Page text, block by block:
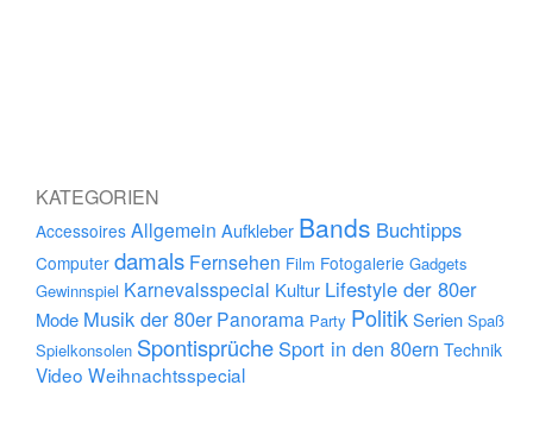
KATEGORIEN
Accessoires Allgemein Aufkleber Bands Buchtipps
Computer damals Fernsehen Film Fotogalerie Gadgets
Gewinnspiel Karnevalsspecial Kultur Lifestyle der 80er
Mode Musik der 80er Panorama Party PolitikSerien Spaß
Spielkonsolen Spontisprüche Sport in den 80ern Technik
Video Weihnachtsspecial